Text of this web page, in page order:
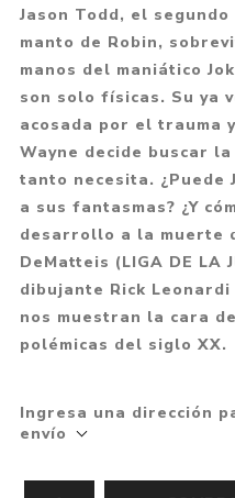
Jason Todd, el
manto de Robin,
manos del maniático
son solo físicas. Su ya
acosada por el trauma
Wayne decide buscar
tanto necesita. ¿Puede
a sus fantasmas? ¿Y
desarrollo a la muerte
DeMatteis (LIGA DE LA
dibujante Rick Leonardi
nos muestran la cara
polémicas del siglo XX.
Ingresa una dirección
envío